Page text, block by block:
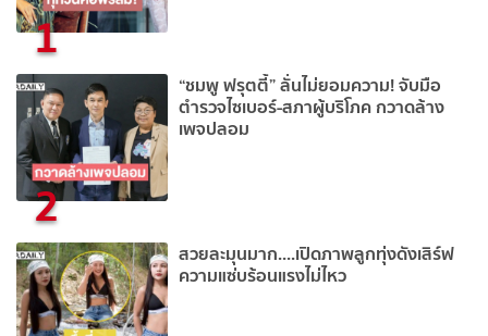
1
2
“ชมพู ฟรุตตี้” ลั่นไม่ยอมความ! จับมือ
ตำรวจไซเบอร์-สภาผู้บริโภค กวาดล้าง
เพจปลอม
สวยละมุนมาก....เปิดภาพลูกทุ่งดังเสิร์ฟ
ความแซ่บร้อนแรงไม่ไหว